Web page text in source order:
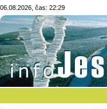
06.08.2026, čas: 22:29